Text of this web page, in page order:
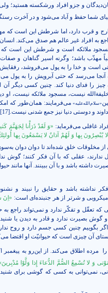
و جزو افراد ورشکسته هستید؛ ولی
شما حفظ و آباد می‌شود و در آخرت
ارج و قرب دارد، اما شرطش این است که
به افراد غیر عالم هم صدق می‌کند.
ملائکه است و شرطش این است که
مهذّب باشد؛ وگرنه اسیر گناهان و
است و خدا را به پول می‌فروشد، رفقایش
می‌رسد که حتی آبرویش را به پول
را فدای دنیا کند. چنین کسی دیگر
نیست، مسجود ملائکه نیست، او
«سلام‌الله‌علیه» می‌فرمایند: همان‌طور كه
و دوستى دنيا نیز جمع شدنى نيست.[17]
غافلی می‌فرماید: «وَ لَقَدْ ذَرَأْنا لِجَهَنَّمَ
يُبْصِرُونَ بِها وَ لَهُمْ آذانٌ لا يَسْمَعُونَ بِها
از مخلوقات خلق شده‌اند تا دوان دوان به‌سوی
ندارند، عقلی که با آن فکر کنند؛ گوش
داشته باشد و با آن ببینند. آنها مانند
باشد و حقایق را نبیند و
و شرتر از هر جنبنده‌ای است: «اِنَ
که تعقّل و تفکّر ندارد و نمی‌تواند راجع به
بصیرت ندارد و قادر به دیدن یا
بگوییم چنین کسی جسم دارد و روح
آن چیزی است که حیوانیّت او اقتضا
مرده اطلاق می‌کند. از این‌رو به پیغمبر
وَ لا تُسْمِعُ الصُّمَّ الدُّعاءَ إِذا وَلَّوْا
نمی‌توانی به کسی که گوشی برای